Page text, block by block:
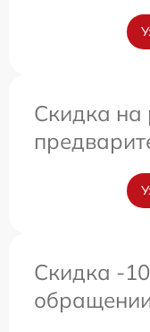
Скидка на
Скидка -